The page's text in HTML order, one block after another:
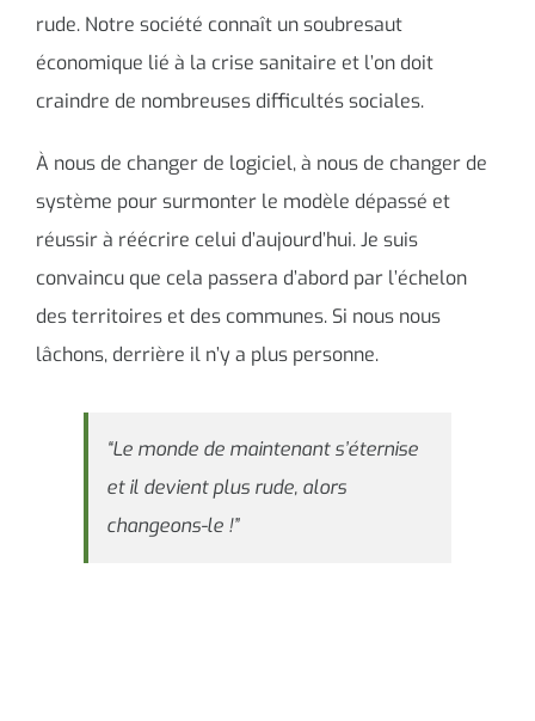
rude. Notre société connaît un soubresaut
économique lié à la crise sanitaire et l’on doit
craindre de nombreuses difficultés sociales.
À nous de changer de logiciel, à nous de changer de
système pour surmonter le modèle dépassé et
réussir à réécrire celui d’aujourd’hui. Je suis
convaincu que cela passera d’abord par l’échelon
des territoires et des communes. Si nous nous
lâchons, derrière il n’y a plus personne.
“Le monde de maintenant s’éternise
et il devient plus rude, alors
changeons-le !”